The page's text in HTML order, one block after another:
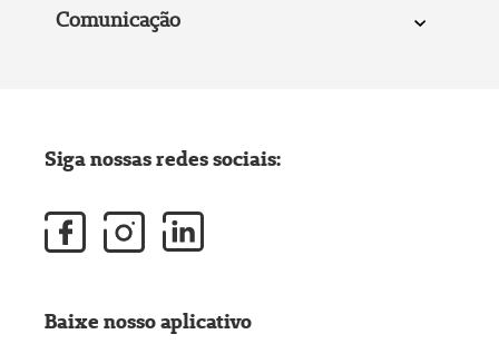
Comunicação
Siga nossas redes sociais:
Baixe nosso aplicativo